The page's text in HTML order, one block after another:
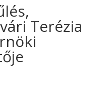
Terézia